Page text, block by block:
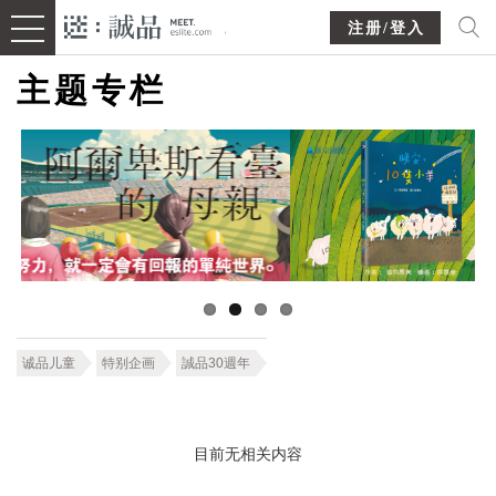
注册/登入
主题专栏
诚品儿童 特别企画 誠品30週年
目前无相关内容